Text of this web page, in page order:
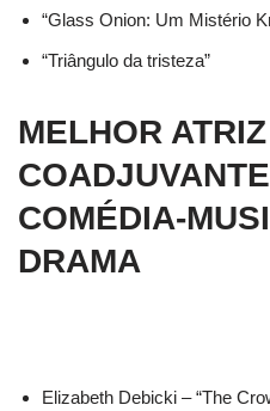
“Glass Onion: Um Mistério
“Triângulo da tristeza”
MELHOR ATRIZ
COMÉDIA-
DRAMA
Elizabeth Debicki – “The